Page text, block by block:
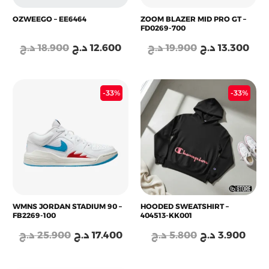
OZWEEGO – EE6464
18.900 د.ج 12.600 د.ج
ZOOM BLAZER MID PRO GT –
FD0269-700
19.900 د.ج 13.300 د.ج
-33%
WMNS JORDAN STADIUM 90 –
FB2269-100
25.900 د.ج 17.400 د.ج
Le
prix
actuel
17.400 د.ج.
-33%
HOODED SWEATSHIRT –
404513-KK001
5.800 د.ج
prix
initial
était :
3.900 د.ج
Le
prix
est :